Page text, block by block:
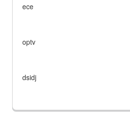
ece
optv
dsidj